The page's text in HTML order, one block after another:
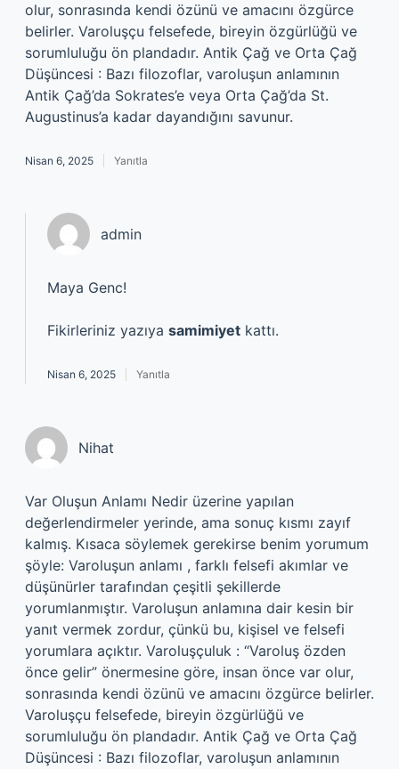
olur, sonrasında kendi özünü ve amacını özgürce
belirler. Varoluşçu felsefede, bireyin özgürlüğü ve
sorumluluğu ön plandadır. Antik Çağ ve Orta Çağ
Düşüncesi : Bazı filozoflar, varoluşun anlamının
Antik Çağ’da Sokrates’e veya Orta Çağ’da St.
Augustinus’a kadar dayandığını savunur.
Nisan 6, 2025 Yanıtla
admin
Maya Genc!
Fikirleriniz yazıya samimiyet kattı.
Nisan 6, 2025 Yanıtla
Nihat
Var Oluşun Anlamı Nedir üzerine yapılan
değerlendirmeler yerinde, ama sonuç kısmı zayıf
kalmış. Kısaca söylemek gerekirse benim yorumum
şöyle: Varoluşun anlamı , farklı felsefi akımlar ve
düşünürler tarafından çeşitli şekillerde
yorumlanmıştır. Varoluşun anlamına dair kesin bir
yanıt vermek zordur, çünkü bu, kişisel ve felsefi
yorumlara açıktır. Varoluşçuluk : “Varoluş özden
önce gelir” önermesine göre, insan önce var olur,
sonrasında kendi özünü ve amacını özgürce belirler.
Varoluşçu felsefede, bireyin özgürlüğü ve
sorumluluğu ön plandadır. Antik Çağ ve Orta Çağ
Düşüncesi : Bazı filozoflar, varoluşun anlamının